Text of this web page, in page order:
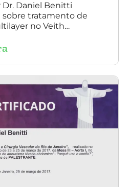
Dr. Daniel Benitti
tratamento de
no Veith